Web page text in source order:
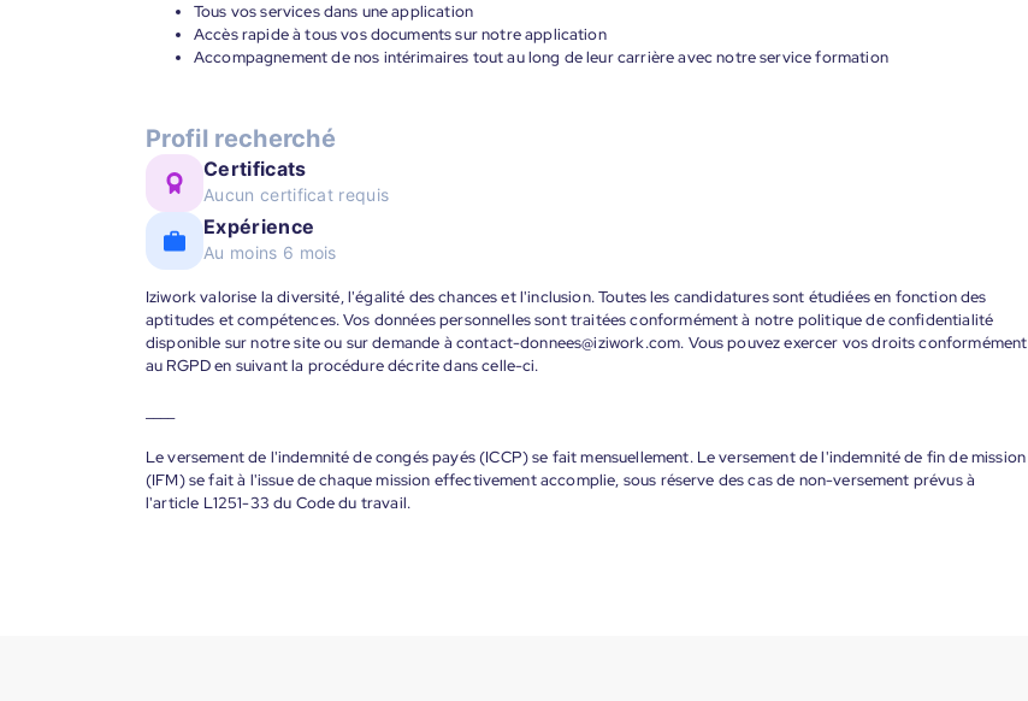
Tous vos services dans une application
Accès rapide à tous vos documents sur notre application
Accompagnement de nos intérimaires tout au long de leur carrière avec notre service formation
Profil recherché
Certificats
Aucun certificat requis
Expérience
Au moins 6 mois
Iziwork valorise la diversité, l'égalité des chances et l'inclusion. Toutes les candidatures sont étudiées en fonction des
aptitudes et compétences. Vos données personnelles sont traitées conformément à notre politique de confidentialité
disponible sur notre site ou sur demande à contact-donnees@iziwork.com. Vous pouvez exercer vos droits conformément
au RGPD en suivant la procédure décrite dans celle-ci.
Le versement de l'indemnité de congés payés (ICCP) se fait mensuellement. Le versement de l'indemnité de fin de mission
(IFM) se fait à l'issue de chaque mission effectivement accomplie, sous réserve des cas de non-versement prévus à
l'article L1251-33 du Code du travail.